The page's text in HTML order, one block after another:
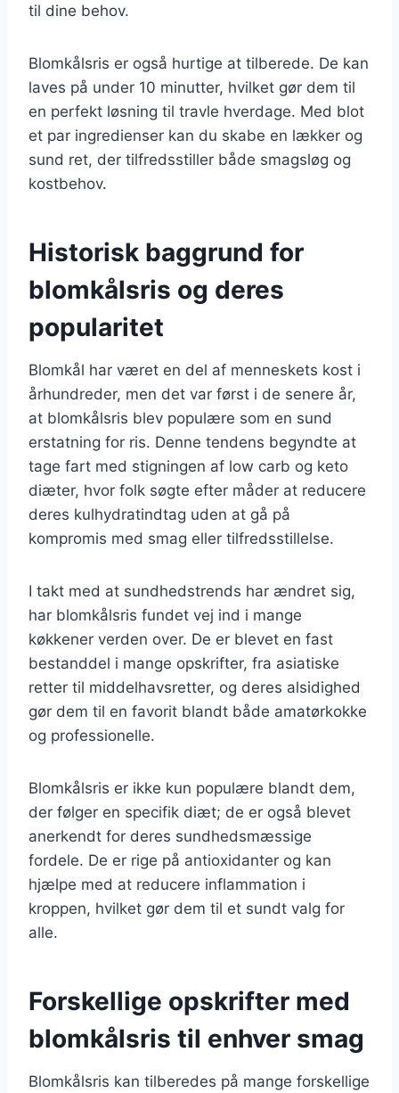
til dine behov.
Blomkålsris er også hurtige at tilberede. De kan
laves på under 10 minutter, hvilket gør dem til
en perfekt løsning til travle hverdage. Med blot
et par ingredienser kan du skabe en lækker og
sund ret, der tilfredsstiller både smagsløg og
kostbehov.
Historisk baggrund for
blomkålsris og deres
popularitet
Blomkål har været en del af menneskets kost i
århundreder, men det var først i de senere år,
at blomkålsris blev populære som en sund
erstatning for ris. Denne tendens begyndte at
tage fart med stigningen af low carb og keto
diæter, hvor folk søgte efter måder at reducere
deres kulhydratindtag uden at gå på
kompromis med smag eller tilfredsstillelse.
I takt med at sundhedstrends har ændret sig,
har blomkålsris fundet vej ind i mange
køkkener verden over. De er blevet en fast
bestanddel i mange opskrifter, fra asiatiske
retter til middelhavsretter, og deres alsidighed
gør dem til en favorit blandt både amatørkokke
og professionelle.
Blomkålsris er ikke kun populære blandt dem,
der følger en specifik diæt; de er også blevet
anerkendt for deres sundhedsmæssige
fordele. De er rige på antioxidanter og kan
hjælpe med at reducere inflammation i
kroppen, hvilket gør dem til et sundt valg for
alle.
Forskellige opskrifter med
blomkålsris til enhver smag
Blomkålsris kan tilberedes på mange forskellige